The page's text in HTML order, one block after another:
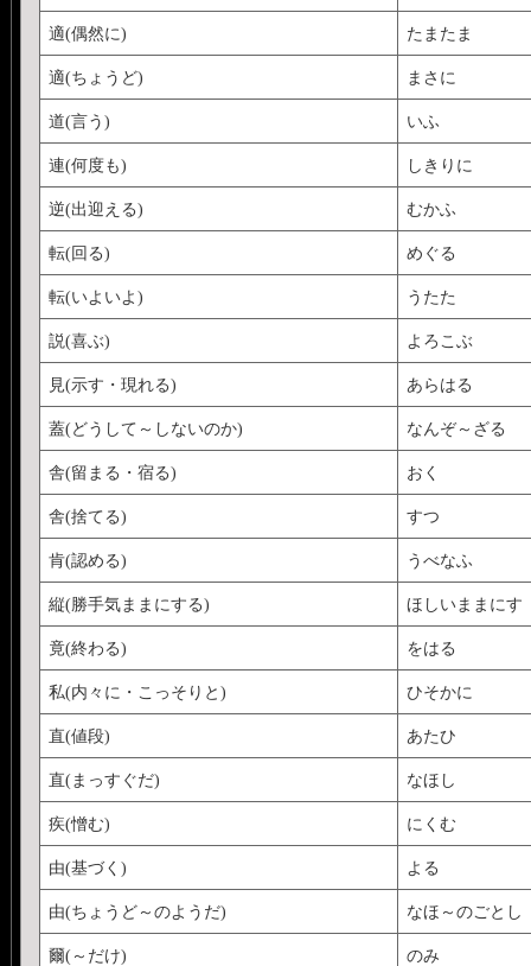
適(偶然に) たまたま
適(ちょうど) まさに
道(言う) いふ
連(何度も) しきりに
逆(出迎える) むかふ
転(回る) めぐる
転(いよいよ) うたた
説(喜ぶ) よろこぶ
見(示す・現れる) あらはる
蓋(どうして～しないのか) なんぞ～ざる
舎(留まる・宿る) おく
舎(捨てる) すつ
肯(認める) うべなふ
縦(勝手気ままにする) ほしいままにす
竟(終わる) をはる
私(内々に・こっそりと) ひそかに
直(値段) あたひ
直(まっすぐだ) なほし
疾(憎む) にくむ
由(基づく) よる
由(ちょうど～のようだ) なほ～のごとし
爾(～だけ) のみ